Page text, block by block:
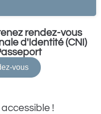
rendez-vous
d'Identité (CNI)
vous
!